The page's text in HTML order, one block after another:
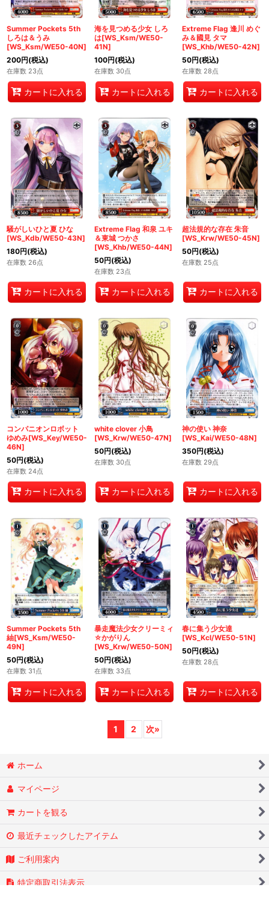
Summer Pockets 5th
しろは＆うみ
[WS_Ksm/WE50-40N]
200円(税込)
在庫数 23点
カートに入れる
海を見つめる少女 しろ
は[WS_Ksm/WE50-
41N]
100円(税込)
在庫数 30点
カートに入れる
Extreme Flag 逢川 めぐ
み＆國見 タマ
[WS_Khb/WE50-42N]
50円(税込)
在庫数 28点
カートに入れる
騒がしいひと夏 ひな
[WS_Kdb/WE50-43N]
180円(税込)
在庫数 26点
カートに入れる
Extreme Flag 和泉 ユキ
＆東城 つかさ
[WS_Khb/WE50-44N]
50円(税込)
在庫数 23点
カートに入れる
超法規的な存在 朱音
[WS_Krw/WE50-45N]
50円(税込)
在庫数 25点
カートに入れる
コンパニオンロボット
ゆめみ[WS_Key/WE50-
46N]
50円(税込)
在庫数 24点
カートに入れる
white clover 小鳥
[WS_Krw/WE50-47N]
50円(税込)
在庫数 30点
カートに入れる
神の使い 神奈
[WS_Kai/WE50-48N]
350円(税込)
在庫数 29点
カートに入れる
Summer Pockets 5th
紬[WS_Ksm/WE50-
49N]
50円(税込)
在庫数 31点
カートに入れる
暴走魔法少女クリーミィ
☆かがりん
[WS_Krw/WE50-50N]
50円(税込)
在庫数 33点
カートに入れる
春に集う少女達
[WS_Kcl/WE50-51N]
50円(税込)
在庫数 28点
カートに入れる
1 2 次»
ホーム
マイページ
カートを観る
最近チェックしたアイテム
ご利用案内
特定商取引法表示